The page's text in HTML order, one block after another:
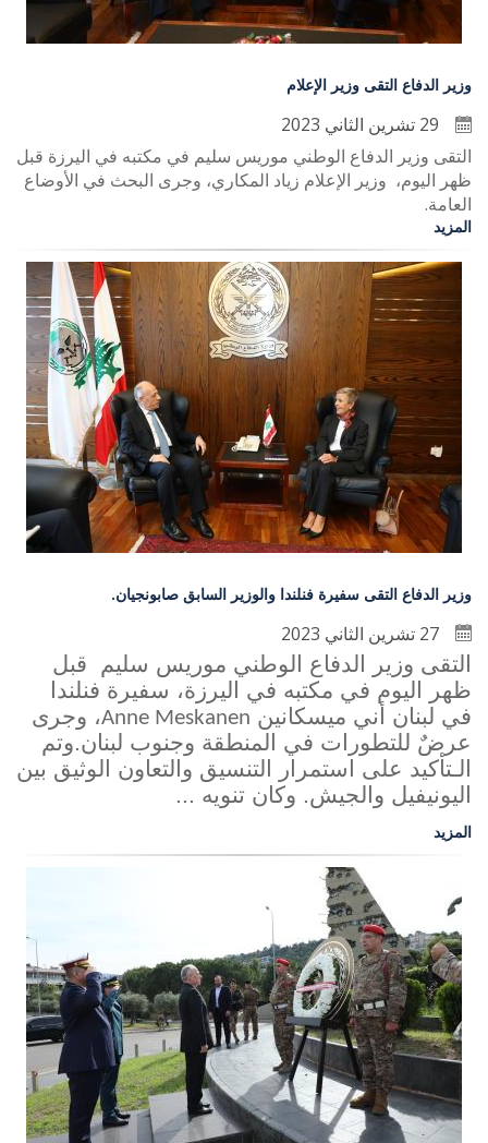
وزير الدفاع التقى وزير الإعلام
التقى وزير الدفاع الوطني موريس سليم في مكتبه في اليرزة قبل
ظهر اليوم، وزير الإعلام زياد المكاري، وجرى البحث في الأوضاع
العامة.
المزيد
وزير الدفاع التقى سفيرة فنلندا والوزير السابق صابونجيان.
التقى وزير الدفاع الوطني موريس سليم قبل
ظهر اليوم في مكتبه في اليرزة، سفيرة فنلندا
في لبنان أني ميسكانين Anne Meskanen، وجرى
عرضٌ للتطورات في المنطقة وجنوب لبنان.وتم
الـتأكيد على استمرار التنسيق والتعاون الوثيق بين
اليونيفيل والجيش. وكان تنويه ...
المزيد